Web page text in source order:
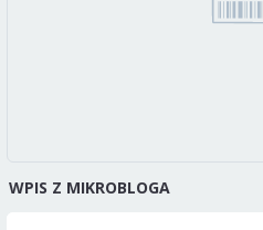
WPIS Z MIKROBLOGA